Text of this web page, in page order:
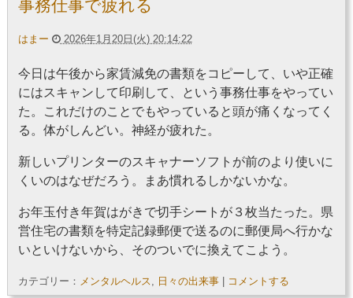
事務仕事で疲れる
はまー 2026年1月20日(火) 20:14:22
今日は午後から家賃減免の書類をコピーして、いや正確
にはスキャンして印刷して、という事務仕事をやってい
た。これだけのことでもやっていると頭が痛くなってく
る。体がしんどい。神経が疲れた。
新しいプリンターのスキャナーソフトが前のより使いに
くいのはなぜだろう。まあ慣れるしかないかな。
お年玉付き年賀はがきで切手シートが３枚当たった。県
営住宅の書類を特定記録郵便で送るのに郵便局へ行かな
いといけないから、そのついでに換えてこよう。
カテゴリー： メンタルヘルス, 日々の出来事 コメントする